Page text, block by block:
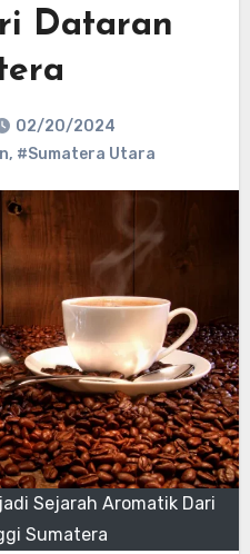
Dataran
02/20/2024
, #Sumatera Utara
Sejarah Aromatik Dari
Sumatera